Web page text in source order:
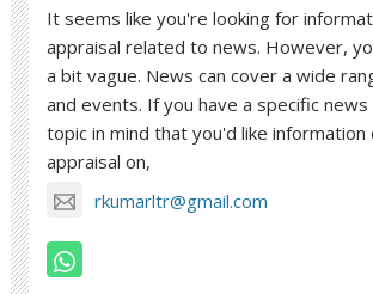
It seems like you're looking for
appraisal related to news. However,
a bit vague. News can cover a wide
and events. If you have a specific
topic in mind that you'd like information
appraisal on,
rkumarltr@gmail.com